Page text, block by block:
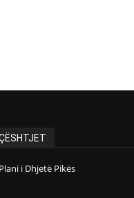
i Dhjetë Pikës